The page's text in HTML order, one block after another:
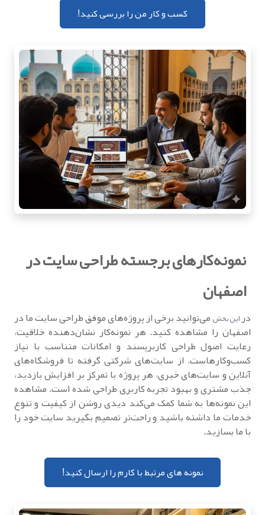
کسب و کار من را بررسی کنید!
نمونه‌کارهای برجسته طراحی سایت در
اصفهان
دراین بخشمی‌توانید برخی از پروژه‌های موفق طراحی سایت ما در
اصفهان را مشاهده کنید. هر نمونه‌کار نشان‌دهنده خلاقیت،
رعایت اصول طراحی کاربرپسند و امکانات متناسب با نیاز
کسب‌وکارهاست. از سایت‌های شرکتی گرفته تا فروشگاه‌های
آنلاین و سایت‌های خبری، هر پروژه با تمرکز بر افزایش بازدید،
جذب مشتری و بهبود تجربه کاربری طراحی شده است. مشاهده
این نمونه‌ها به شما کمک می‌کند دیدی روشن از کیفیت و تنوع
خدمات ما داشته باشید و راحت‌تر تصمیم بگیرید سایت خود را
با ما بسازید.
نمونه های مرتبط با کارم را ارسال کنید!